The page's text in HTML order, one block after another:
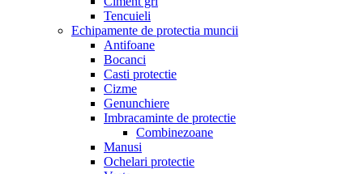
Tencuieli
Echipamente de protectia muncii
Antifoane
Bocanci
Casti protectie
Cizme
Genunchiere
Imbracaminte de protectie
Combinezoane
Manusi
Ochelari protectie